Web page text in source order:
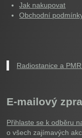
Jak nakupovat
Obchodní
Radiostanice a
E-mailový
Přihlaste se k odběru
o všech zajímavých